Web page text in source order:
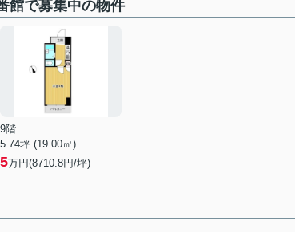
館で募集中の物件
9階
5.74坪 (19.00㎡)
5万円(8710.8円/坪)